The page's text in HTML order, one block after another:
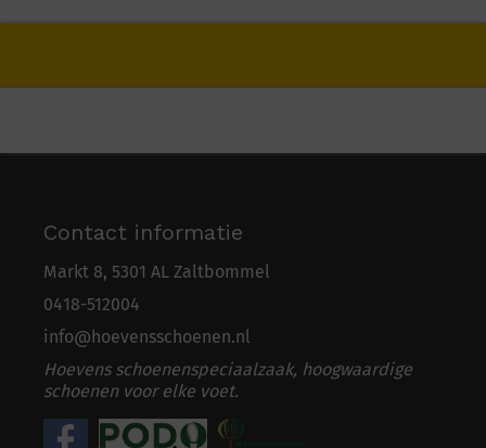
Contact informatie
Markt 8, 5301 AL Zaltbommel
0418-512004
info@hoevensschoenen.nl
Hoevens schoenenspeciaalzaak, hoogwaardige
schoenen voor elke voet.